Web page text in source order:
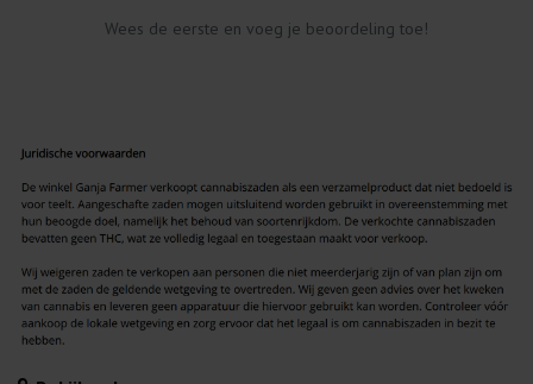
Wees de eerste en voeg je beoordeling toe!